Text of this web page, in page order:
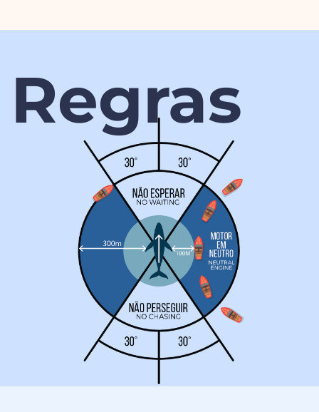
Regras